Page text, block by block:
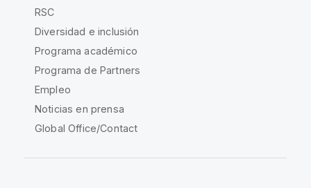
RSC
Diversidad e inclusión
Programa académico
Programa de Partners
Empleo
Noticias en prensa
Global Office/Contact